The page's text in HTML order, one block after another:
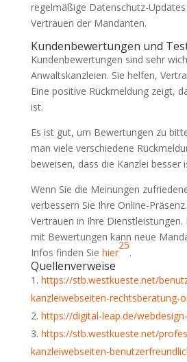
regelmäßige Datenschutz-
Vertrauen der Mandanten.
Kundenbewertungen und
Kundenbewertungen sind sehr
Anwaltskanzleien. Sie helfen,
Eine positive Rückmeldung zeigt,
ist.
Es ist gut, um Bewertungen zu
man viele verschiedene
beweisen, dass die Kanzlei besser
Wenn Sie die Meinungen
verbessern Sie Ihre Online-
Vertrauen in Ihre Dienstleistungen.
mit Bewertungen kann neue
Infos finden Sie hier
25
.
Quellenverweise
https://stb.westkueste.net/
kanzleiwebseiten-rechtsberatung-
https://digital-leap.de/
https://stb.westkueste.net/
kanzleiwebseiten-